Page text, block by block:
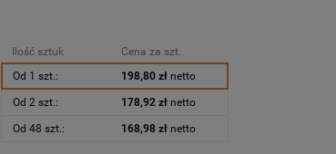
Ilość sztuk
Cena za szt.
Od 1 szt.:
198,80 zł netto
Od 2 szt.: 178,92 zł netto
Od 48 szt.: 168,98 zł netto